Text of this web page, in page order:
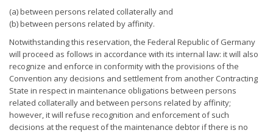
(a) between persons related collaterally and
(b) between persons related by affinity.
Notwithstanding this reservation, the Federal Republic of Germany
will proceed as follows in accordance with its internal law: it will also
recognize and enforce in conformity with the provisions of the
Convention any decisions and settlement from another Contracting
State in respect in maintenance obligations between persons
related collaterally and between persons related by affinity;
however, it will refuse recognition and enforcement of such
decisions at the request of the maintenance debtor if there is no